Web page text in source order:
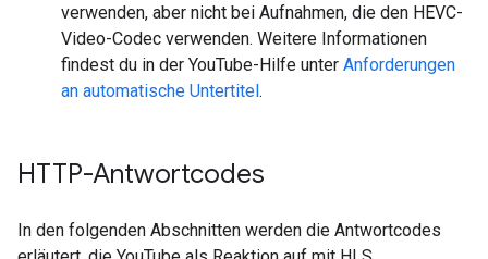
verwenden, aber nicht bei Aufnahmen, die den HEVC-
Video-Codec verwenden. Weitere Informationen
findest du in der YouTube-Hilfe unter Anforderungen
an automatische Untertitel.
HTTP-Antwortcodes
In den folgenden Abschnitten werden die Antwortcodes